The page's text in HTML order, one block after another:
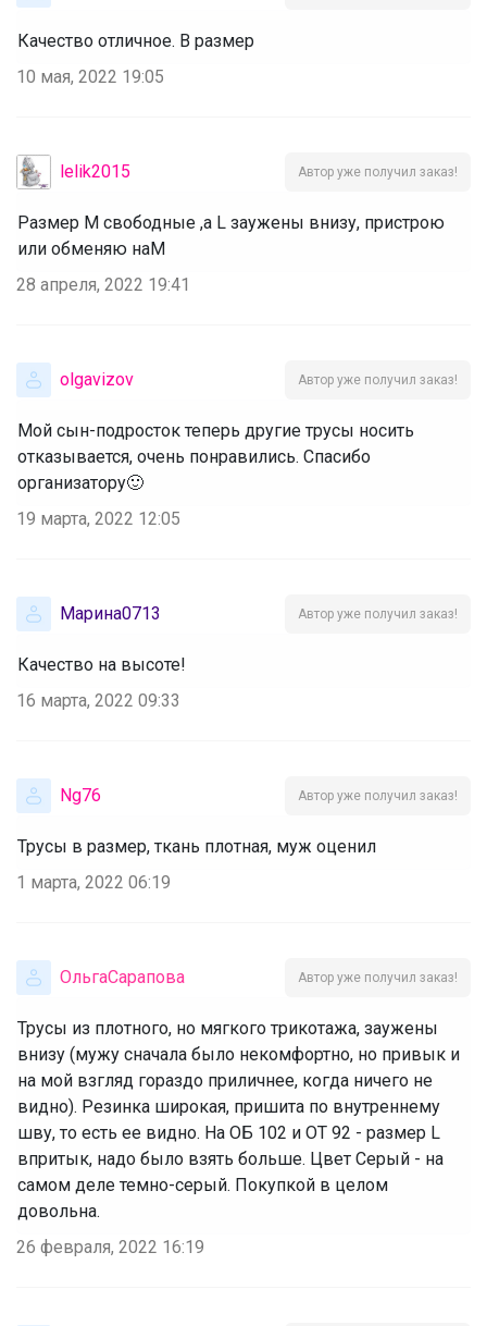
Качество отличное. В размер
10 мая, 2022 19:05
lelik2015 Автор уже получил заказ!
Размер М свободные ,а L заужены внизу, пристрою
или обменяю наМ
28 апреля, 2022 19:41
olgavizov Автор уже получил заказ!
Мой сын-подросток теперь другие трусы носить
отказывается, очень понравились. Спасибо
организатору🙂
19 марта, 2022 12:05
Марина0713 Автор уже получил заказ!
Качество на высоте!
16 марта, 2022 09:33
Ng76 Автор уже получил заказ!
Трусы в размер, ткань плотная, муж оценил
1 марта, 2022 06:19
ОльгаСарапова Автор уже получил заказ!
Трусы из плотного, но мягкого трикотажа, заужены
внизу (мужу сначала было некомфортно, но привык и
на мой взгляд гораздо приличнее, когда ничего не
видно). Резинка широкая, пришита по внутреннему
шву, то есть ее видно. На ОБ 102 и ОТ 92 - размер L
впритык, надо было взять больше. Цвет Серый - на
самом деле темно-серый. Покупкой в целом
довольна.
26 февраля, 2022 16:19